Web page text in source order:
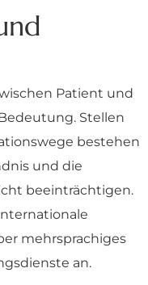
Patient und
Stellen
bestehen
und die
beeinträchtigen.
mehrsprachiges
an.